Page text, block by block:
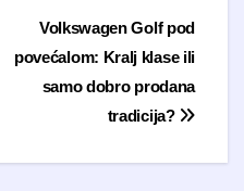
Volkswagen Golf pod
povećalom: Kralj klase ili
samo dobro prodana
tradicija?